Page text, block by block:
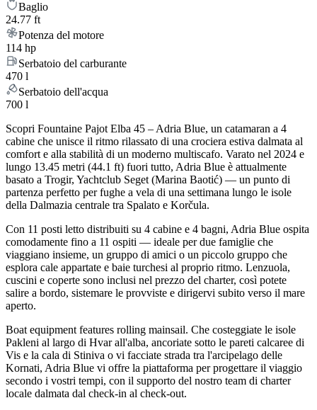
Baglio
24.77 ft
Potenza del motore
114 hp
Serbatoio del carburante
470 l
Serbatoio dell'acqua
700 l
Scopri Fountaine Pajot Elba 45 – Adria Blue, un catamaran a 4
cabine che unisce il ritmo rilassato di una crociera estiva dalmata al
comfort e alla stabilità di un moderno multiscafo. Varato nel 2024 e
lungo 13.45 metri (44.1 ft) fuori tutto, Adria Blue è attualmente
basato a Trogir, Yachtclub Seget (Marina Baotić) — un punto di
partenza perfetto per fughe a vela di una settimana lungo le isole
della Dalmazia centrale tra Spalato e Korčula.
Con 11 posti letto distribuiti su 4 cabine e 4 bagni, Adria Blue ospita
comodamente fino a 11 ospiti — ideale per due famiglie che
viaggiano insieme, un gruppo di amici o un piccolo gruppo che
esplora cale appartate e baie turchesi al proprio ritmo. Lenzuola,
cuscini e coperte sono inclusi nel prezzo del charter, così potete
salire a bordo, sistemare le provviste e dirigervi subito verso il mare
aperto.
Boat equipment features rolling mainsail. Che costeggiate le isole
Pakleni al largo di Hvar all'alba, ancoriate sotto le pareti calcaree di
Vis e la cala di Stiniva o vi facciate strada tra l'arcipelago delle
Kornati, Adria Blue vi offre la piattaforma per progettare il viaggio
secondo i vostri tempi, con il supporto del nostro team di charter
locale dalmata dal check-in al check-out.